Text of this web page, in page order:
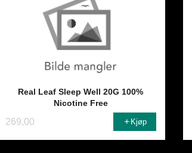
Real Leaf Sleep Well 20G 100%
Nicotine Free
269,00 Kjøp